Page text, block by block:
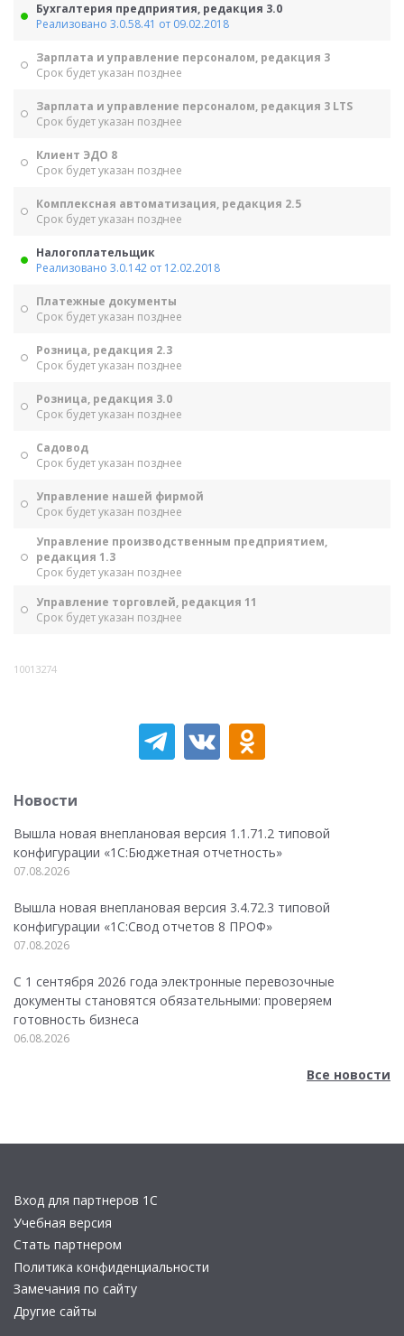
Бухгалтерия предприятия, редакция 3.0
Реализовано 3.0.58.41 от 09.02.2018
Зарплата и управление персоналом, редакция 3
Срок будет указан позднее
Зарплата и управление персоналом, редакция 3 LTS
Срок будет указан позднее
Клиент ЭДО 8
Срок будет указан позднее
Комплексная автоматизация, редакция 2.5
Срок будет указан позднее
Налогоплательщик
Реализовано 3.0.142 от 12.02.2018
Платежные документы
Срок будет указан позднее
Розница, редакция 2.3
Срок будет указан позднее
Розница, редакция 3.0
Срок будет указан позднее
Садовод
Срок будет указан позднее
Управление нашей фирмой
Срок будет указан позднее
Управление производственным предприятием,
редакция 1.3
Срок будет указан позднее
Управление торговлей, редакция 11
Срок будет указан позднее
10013274
Новости
Вышла новая внеплановая версия 1.1.71.2 типовой
конфигурации «1C:Бюджетная отчетность»
07.08.2026
Вышла новая внеплановая версия 3.4.72.3 типовой
конфигурации «1C:Свод отчетов 8 ПРОФ»
07.08.2026
С 1 сентября 2026 года электронные перевозочные
документы становятся обязательными: проверяем
готовность бизнеса
06.08.2026
Все новости
Вход для партнеров 1С
Учебная версия
Стать партнером
Политика конфиденциальности
Замечания по сайту
Другие сайты